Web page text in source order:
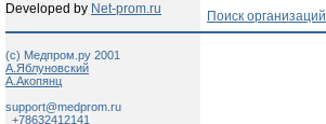
Developed by Net-prom.ru Поиск организаций
(c) Медпром.ру 2001
А.Яблуновский
А.Акопянц
support@medprom.ru
+78632412141